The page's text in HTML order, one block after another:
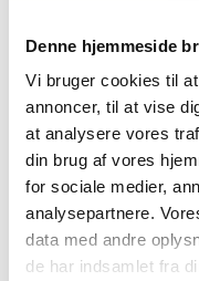
Denne hjemmeside
Vi bruger cookies til
annoncer, til at vise
at analysere vores
din brug af vores
for sociale medier,
analysepartnere.
data med andre
de har indsamlet fra
Stockholm den
IHRA The
Danmark
Remembrance
mellemstatslig